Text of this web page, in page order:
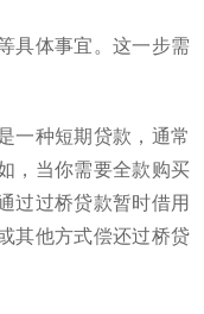
具体事宜。这一步需
一种短期贷款，通常
，当你需要全款购买
过过桥贷款暂时借用
其他方式偿还过桥贷